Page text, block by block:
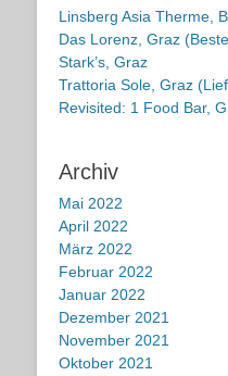
Linsberg Asia Therme,
Das Lorenz, Graz
Stark’s, Graz
Trattoria Sole, Graz
Revisited: 1 Food Bar,
Archiv
Mai 2022
April 2022
März 2022
Februar 2022
Januar 2022
Dezember 2021
November 2021
Oktober 2021